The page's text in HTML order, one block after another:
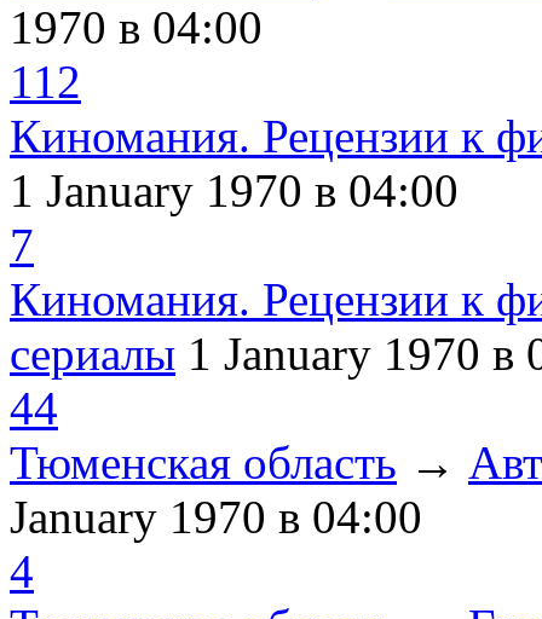
1970 в 04:00
112
Киномания. Рецензии к
1 January 1970 в 04:00
7
Киномания. Рецензии к
сериалы 1 January 1970 в
44
Тюменская область →
January 1970 в 04:00
4